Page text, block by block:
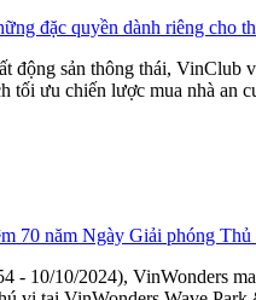
đặc quyền dành riêng cho
sản thông thái, VinClub
ưu chiến lược mua nhà an
70 năm Ngày Giải phóng Thủ
- 10/10/2024), VinWonders